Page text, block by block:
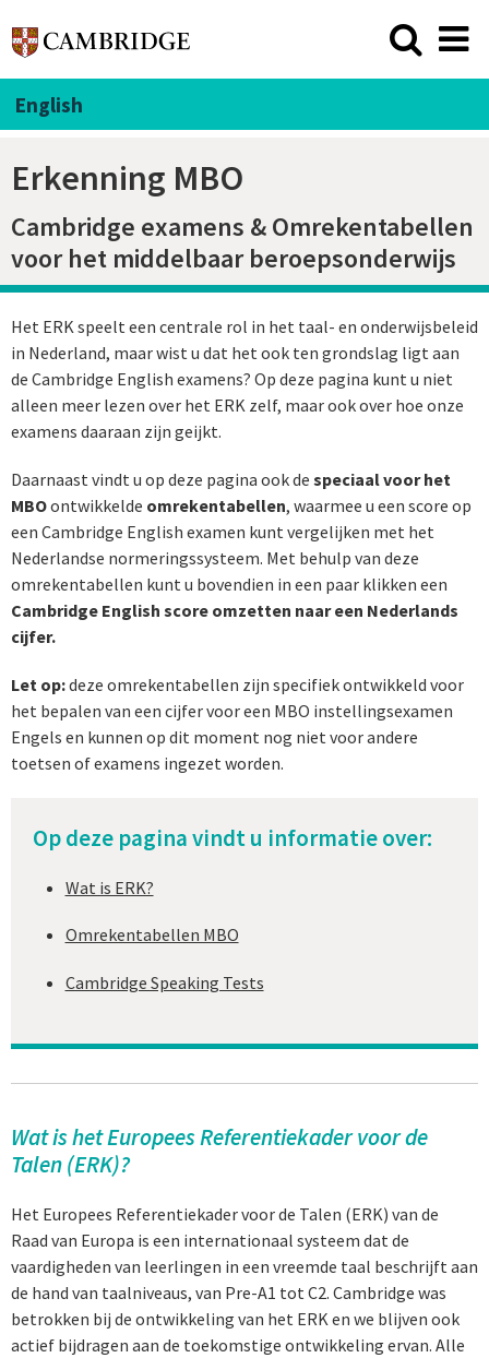
English
Erkenning MBO
Cambridge examens & Omrekentabellen
voor het middelbaar beroepsonderwijs
Het ERK speelt een centrale rol in het taal- en onderwijsbeleid
in Nederland, maar wist u dat het ook ten grondslag ligt aan
de Cambridge English examens? Op deze pagina kunt u niet
alleen meer lezen over het ERK zelf, maar ook over hoe onze
examens daaraan zijn geijkt.
Daarnaast vindt u op deze pagina ook de speciaal voor het
MBOontwikkelde omrekentabellen, waarmee u een score op
een Cambridge English examen kunt vergelijken met het
Nederlandse normeringssysteem. Met behulp van deze
omrekentabellen kunt u bovendien in een paar klikken een
Cambridge English score omzetten naar een Nederlands
cijfer.
Let op:deze omrekentabellen zijn specifiek ontwikkeld voor
het bepalen van een cijfer voor een MBO instellingsexamen
Engels en kunnen op dit moment nog niet voor andere
toetsen of examens ingezet worden.
Op deze pagina vindt u informatie over:
Wat is ERK?
Omrekentabellen MBO
Cambridge Speaking Tests
Wat is het Europees Referentiekader voor de
Talen (ERK)?
Het Europees Referentiekader voor de Talen (ERK) van de
Raad van Europa is een internationaal systeem dat de
vaardigheden van leerlingen in een vreemde taal beschrijft aan
de hand van taalniveaus, van Pre-A1 tot C2. Cambridge was
betrokken bij de ontwikkeling van het ERK en we blijven ook
actief bijdragen aan de toekomstige ontwikkeling ervan. Alle